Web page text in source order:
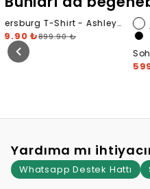
4 Değerlendirme
Sohigh Heavyweight Puffer
Stars T-Shirt
599.90 ₺
Yardıma mı
Whatsapp Destek Hattı